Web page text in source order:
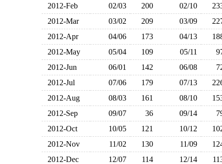
2012-Feb
02/03 200 02/10
2012-Mar
03/02 209 03/09
2012-Apr
04/06 173 04/13
2012-May
05/04 109 05/11
2012-Jun
06/01 142 06/08
2012-Jul
07/06 179 07/13
2012-Aug
08/03 161 08/10
2012-Sep
09/07 36 09/14
2012-Oct
10/05 121 10/12
2012-Nov
11/02 130 11/09
2012-Dec
12/07 114 12/14